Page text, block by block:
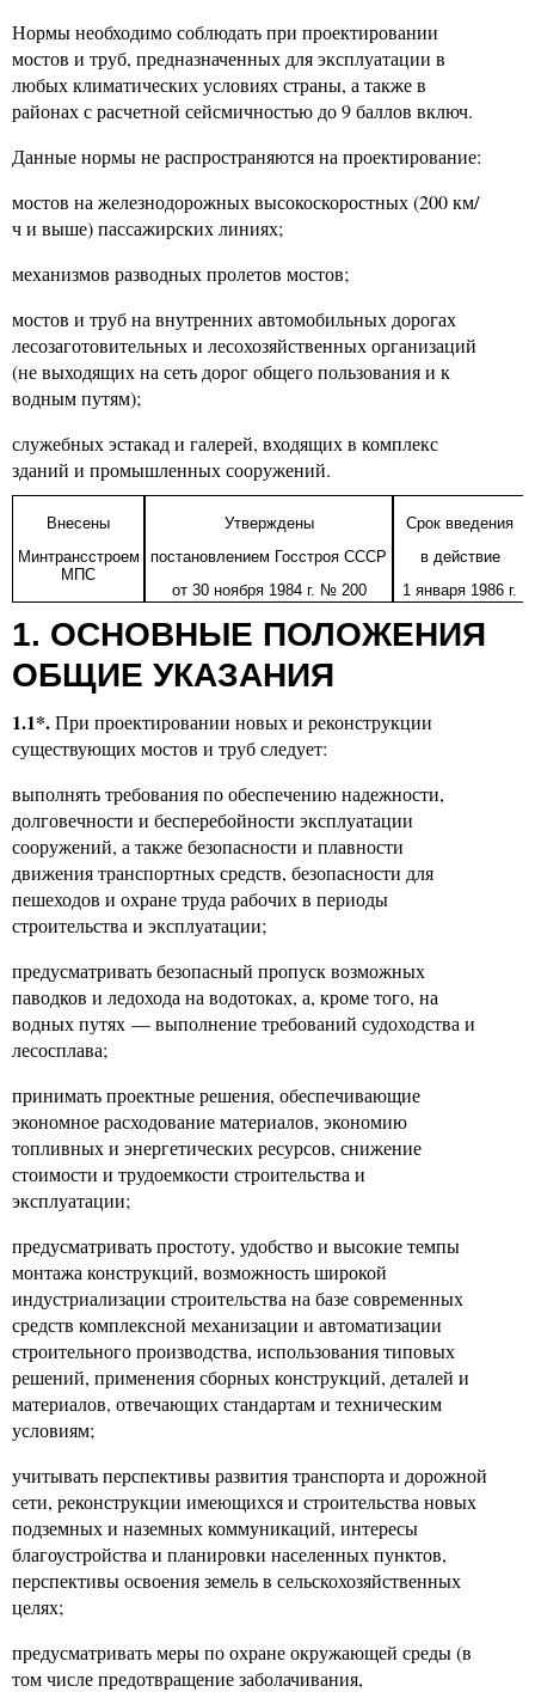
Нормы необходимо соблюдать при проектировании
мостов и труб, предназначенных для эксплуатации в
любых климатических условиях страны, а также в
районах с расчетной сейсмичностью до 9 баллов включ.
Данные нормы не распространяются на проектирование:
мостов на железнодорожных высокоскоростных (200 км/
ч и выше) пассажирских линиях;
механизмов разводных пролетов мостов;
мостов и труб на внутренних автомобильных дорогах
лесозаготовительных и лесохозяйственных организаций
(не выходящих на сеть дорог общего пользования и к
водным путям);
служебных эстакад и галерей, входящих в комплекс
зданий и промышленных сооружений.
Внесены
Минтрансстроем
МПС
Утверждены
постановлением Госстроя СССР
от 30 ноября 1984 г. № 200
Срок введения
в действие
1 января 1986 г.
1. ОСНОВНЫЕ ПОЛОЖЕНИЯ
ОБЩИЕ УКАЗАНИЯ
1.1*.При проектировании новых и реконструкции
существующих мостов и труб следует:
выполнять требования по обеспечению надежности,
долговечности и бесперебойности эксплуатации
сооружений, а также безопасности и плавности
движения транспортных средств, безопасности для
пешеходов и охране труда рабочих в периоды
строительства и эксплуатации;
предусматривать безопасный пропуск возможных
паводков и ледохода на водотоках, а, кроме того, на
водных путях — выполнение требований судоходства и
лесосплава;
принимать проектные решения, обеспечивающие
экономное расходование материалов, экономию
топливных и энергетических ресурсов, снижение
стоимости и трудоемкости строительства и
эксплуатации;
предусматривать простоту, удобство и высокие темпы
монтажа конструкций, возможность широкой
индустриализации строительства на базе современных
средств комплексной механизации и автоматизации
строительного производства, использования типовых
решений, применения сборных конструкций, деталей и
материалов, отвечающих стандартам и техническим
условиям;
учитывать перспективы развития транспорта и дорожной
сети, реконструкции имеющихся и строительства новых
подземных и наземных коммуникаций, интересы
благоустройства и планировки населенных пунктов,
перспективы освоения земель в сельскохозяйственных
целях;
предусматривать меры по охране окружающей среды (в
том числе предотвращение заболачивания,